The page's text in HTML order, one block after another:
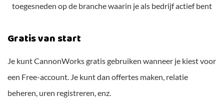
toegesneden op de branche waarin je als bedrijf actief bent
Gratis van start
Je kunt CannonWorks gratis gebruiken wanneer je kiest voor
een Free-account. Je kunt dan offertes maken, relatie
beheren, uren registreren, enz.